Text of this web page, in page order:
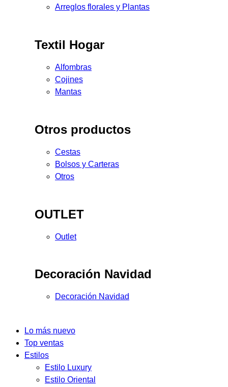
Arreglos florales y Plantas
Textil Hogar
Alfombras
Cojines
Mantas
Otros productos
Cestas
Bolsos y Carteras
Otros
OUTLET
Outlet
Decoración Navidad
Decoración Navidad
Lo más nuevo
Top ventas
Estilos
Estilo Luxury
Estilo Oriental